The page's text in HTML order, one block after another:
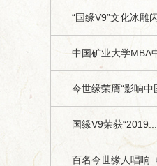
“国缘V9”文化冰雕闪
中国矿业大学MBA
今世缘荣膺“影响中
国缘V9荣获“2019...
百名今世缘人唱响